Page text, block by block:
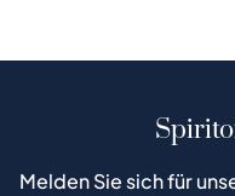
Melden Sie sich für